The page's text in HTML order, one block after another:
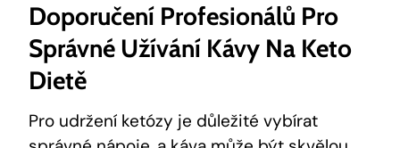
Doporučení Profesionálů Pro
Správné Užívání Kávy Na Keto
Dietě
Pro udržení ketózy je důležité vybírat